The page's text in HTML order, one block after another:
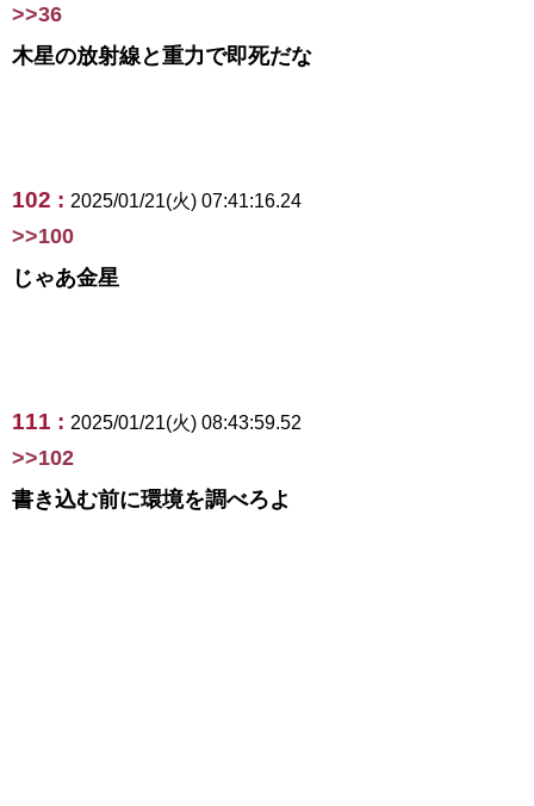
>>36
木星の放射線と重力で即死だな
102 : 2025/01/21(火) 07:41:16.24
>>100
じゃあ金星
111 : 2025/01/21(火) 08:43:59.52
>>102
書き込む前に環境を調べろよ